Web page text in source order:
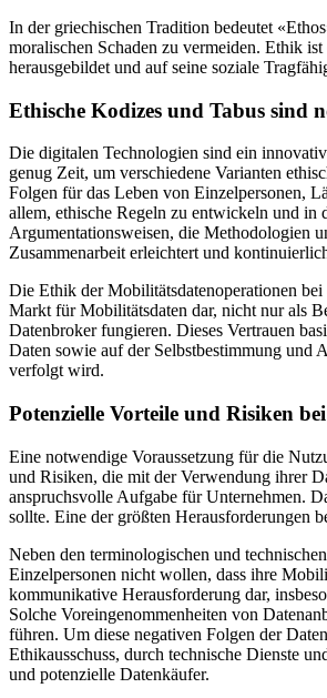
In der griechischen Tradition bedeutet
moralischen Schaden zu vermeiden. Ethik
herausgebildet und auf seine soziale
Ethische Kodizes und Tabus sind
Die digitalen Technologien sind ein
genug Zeit, um verschiedene Varianten
Folgen für das Leben von Einzelpersonen,
allem, ethische Regeln zu entwickeln und in
Argumentationsweisen, die Methodologien
Zusammenarbeit erleichtert und
Die Ethik der Mobilitätsdatenoperationen
Markt für Mobilitätsdaten dar, nicht nur als
Datenbroker fungieren. Dieses Vertrauen
Daten sowie auf der Selbstbestimmung und
verfolgt wird.
Potenzielle Vorteile und Risiken
Eine notwendige Voraussetzung für die
und Risiken, die mit der Verwendung ihrer
anspruchsvolle Aufgabe für Unternehmen.
sollte. Eine der größten Herausforderungen
Neben den terminologischen und
Einzelpersonen nicht wollen, dass ihre
kommunikative Herausforderung dar,
Solche Voreingenommenheiten von
führen. Um diese negativen Folgen der
Ethikausschuss, durch technische Dienste
und potenzielle Datenkäufer.